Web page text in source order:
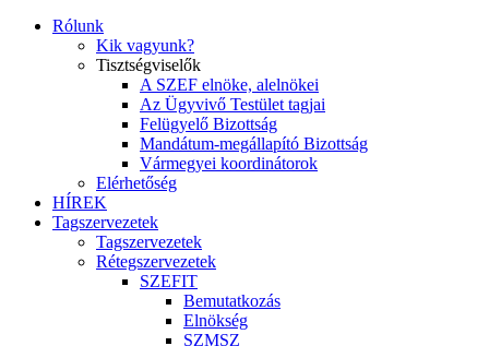
Rólunk
Kik vagyunk?
Tisztségviselők
A SZEF elnöke, alelnökei
Az Ügyvivő Testület tagjai
Felügyelő Bizottság
Mandátum-megállapító Bizottság
Vármegyei koordinátorok
Elérhetőség
HÍREK
Tagszervezetek
Tagszervezetek
Rétegszervezetek
SZEFIT
Bemutatkozás
Elnökség
SZMSZ